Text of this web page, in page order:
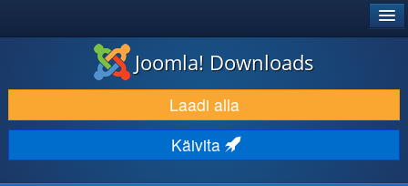
LAADI ALLA JA LAIENDA
AVASTA JA ÕPI
KOGUKOND JA KASUTAJATUGI
Joomla! Downloads
Laadi alla
Käivita